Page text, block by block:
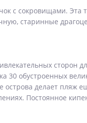
с сокровищами. Эта
старинные
сторон
30 обустроенных
острова делает пляж
Постоянное